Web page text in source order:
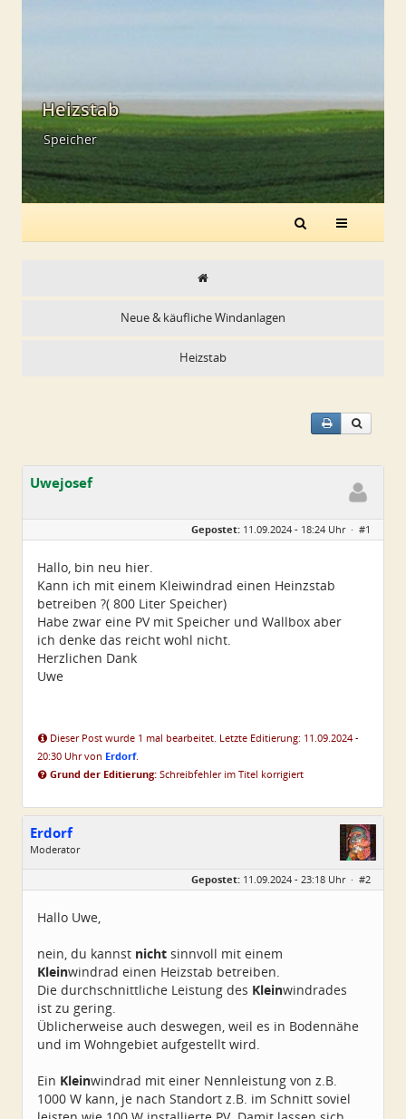
Heizstab
Speicher
Neue & käufliche Windanlagen
Heizstab
Uwejosef
Geschlecht:
keine Angabe
Beiträge:
1
Gepostet: 11.09.2024 - 18:24 Uhr · #1
Hallo, bin neu hier.
Kann ich mit einem Kleiwindrad einen Heinzstab
betreiben ?( 800 Liter Speicher)
Habe zwar eine PV mit Speicher und Wallbox aber
ich denke das reicht wohl nicht.
Herzlichen Dank
Uwe
Dieser Post wurde 1 mal bearbeitet. Letzte Editierung: 11.09.2024 -
20:30 Uhr von Erdorf.
Grund der Editierung: Schreibfehler im Titel korrigiert
Erdorf
Moderator
Beiträge:
3538
Gepostet: 11.09.2024 - 23:18 Uhr · #2
Hallo Uwe,
nein, du kannst nicht sinnvoll mit einem
Kleinwindrad einen Heizstab betreiben.
Die durchschnittliche Leistung des Kleinwindrades
ist zu gering.
Üblicherweise auch deswegen, weil es in Bodennähe
und im Wohngebiet aufgestellt wird.
Ein Kleinwindrad mit einer Nennleistung von z.B.
1000 W kann, je nach Standort z.B. im Schnitt soviel